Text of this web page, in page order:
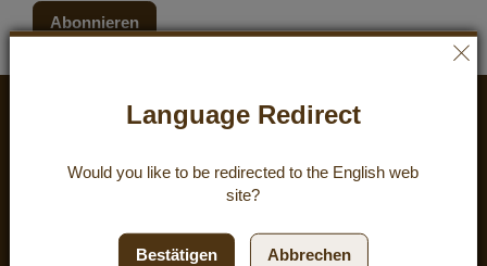
Abonnieren
ZUFRIEDENHEIT: 4.8/
Language Redirect
Would you like to be redirected to the English web
site?
Bestätigen Abbrechen